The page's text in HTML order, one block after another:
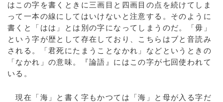
はこの字を書くときに三画目と四画目の点を続けてしま
って一本の線にしてはいけないと注意する。そのように
書くと「はは」とは別の字になってしまうのだ。「毋」
という字が歴として存在しており、こちらはブと音読み
される。「君死にたまうことなかれ」などというときの
「なかれ」の意味。『論語』にはこの字が七回使われて
いる。
現在「海」と書く字もかつては「海」と母が入る字だ